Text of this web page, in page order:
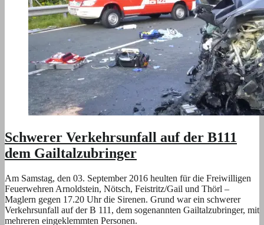
Schwerer Verkehrsunfall auf der B111
dem Gailtalzubringer
Am Samstag, den 03. September 2016 heulten für die Freiwilligen
Feuerwehren Arnoldstein, Nötsch, Feistritz/Gail und Thörl –
Maglern gegen 17.20 Uhr die Sirenen. Grund war ein schwerer
Verkehrsunfall auf der B 111, dem sogenannten Gailtalzubringer, mit
mehreren eingeklemmten Personen.